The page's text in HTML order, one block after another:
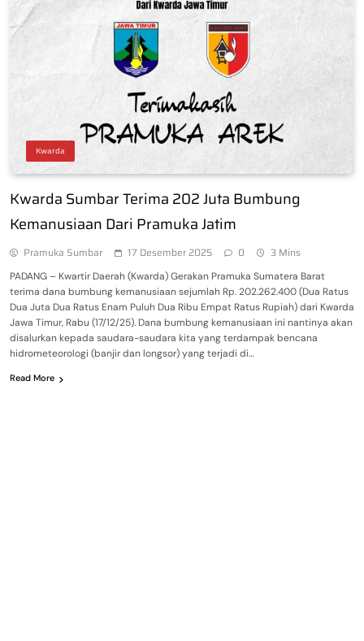
Kwarda
Kwarda Sumbar Terima 202 Juta Bumbung
Kemanusiaan Dari Pramuka Jatim
Pramuka Sumbar 17 Desember 2025 0 3 Mins
PADANG – Kwartir Daerah (Kwarda) Gerakan Pramuka Sumatera Barat
terima dana bumbung kemanusiaan sejumlah Rp. 202.262.400 (Dua Ratus
Dua Juta Dua Ratus Enam Puluh Dua Ribu Empat Ratus Rupiah) dari Kwarda
Jawa Timur, Rabu (17/12/25). Dana bumbung kemanusiaan ini nantinya akan
disalurkan kepada saudara-saudara kita yang terdampak bencana
hidrometeorologi (banjir dan longsor) yang terjadi di…
Read More